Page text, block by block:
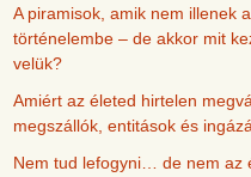
A piramisok, amik nem illenek a
történelembe – de akkor mit
velük?
Amiért az életed hirtelen
megszállók, entitások és
Nem tud lefogyni… de nem az